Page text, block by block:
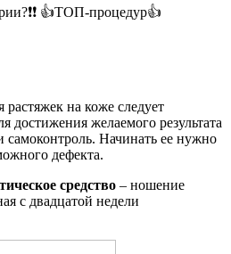
👍ТОП-процедур👍
на коже следует
достижения желаемого результата
Начинать ее нужно
дефекта.
средство – ношение
с двадцатой недели